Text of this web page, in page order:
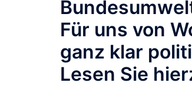
Für uns von
ganz klar
Lesen Sie